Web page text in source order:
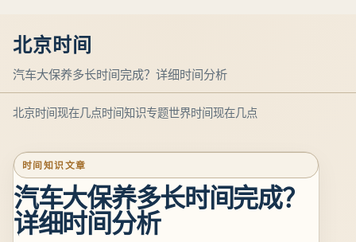
北京时间
汽车大保养多长时间完成？详细时间分析
北京时间现在几点时间知识专题世界时间现在几点
时间知识文章
汽车大保养多长时间完成？
详细时间分析